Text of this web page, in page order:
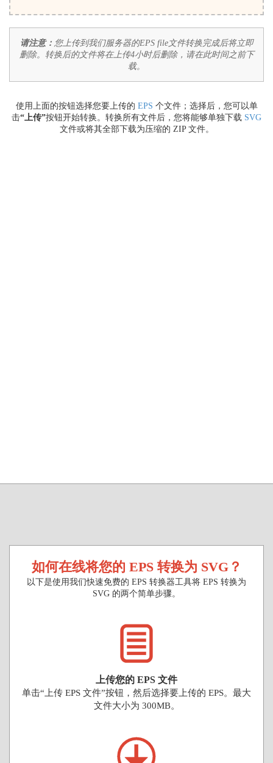
请注意： 您上传到我们服务器的EPS file文件转换完成后将立即
删除。转换后的文件将在上传4小时后删除，请在此时间之前下
载。
使用上面的按钮选择您要上传的 EPS 个文件；选择后，您可以单
击“上传”按钮开始转换。转换所有文件后，您将能够单独下载 SVG
文件或将其全部下载为压缩的 ZIP 文件。
如何在线将您的 EPS 转换为 SVG？
以下是使用我们快速免费的 EPS 转换器工具将 EPS 转换为
SVG 的两个简单步骤。
上传您的 EPS 文件
单击“上传 EPS 文件”按钮，然后选择要上传的 EPS。最大
文件大小为 300MB。